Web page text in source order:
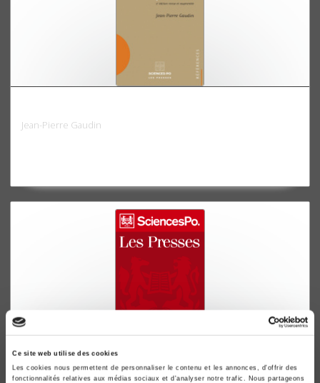
Ce site web utilise des cookies
Les cookies nous permettent de personnaliser le contenu et les annonces, d'offrir des
fonctionnalités relatives aux médias sociaux et d'analyser notre trafic. Nous partageons
Jean-Pierre Gaudin
L'Action publique